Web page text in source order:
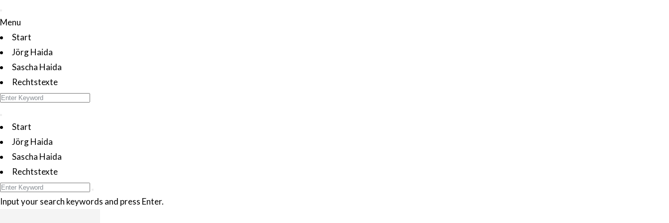
Menu
Start
Jörg Haida
Sascha Haida
Rechtstexte
Start
Jörg Haida
Sascha Haida
Rechtstexte
Input your search keywords and press Enter.